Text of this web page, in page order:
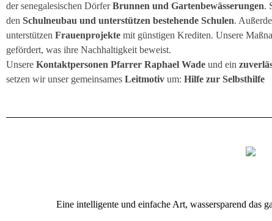
der senegalesischen DörferBrunnen und Gartenbewässerungen.
den Schulneubau und unterstützen bestehende Schulen.
unterstützen Frauenprojekte mit günstigen Krediten. Unsere
gefördert, was ihre Nachhaltigkeit beweist.
Unsere Kontaktpersonen Pfarrer Raphael Wade und ein
setzen wir unser gemeinsames Leitmotiv um: Hilfe zur Selbsthilfe
Eine intelligente und einfache Art, wassersparend das